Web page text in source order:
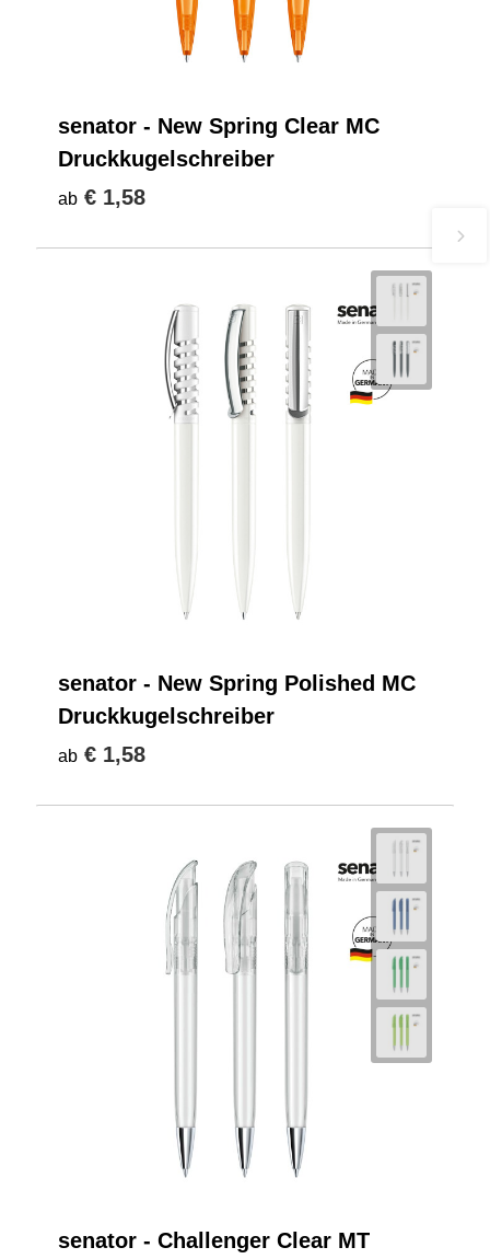
senator - New Spring Clear MC
Druckkugelschreiber
ab € 1,58
senator - New Spring Polished MC
Druckkugelschreiber
ab € 1,58
senator - Challenger Clear MT